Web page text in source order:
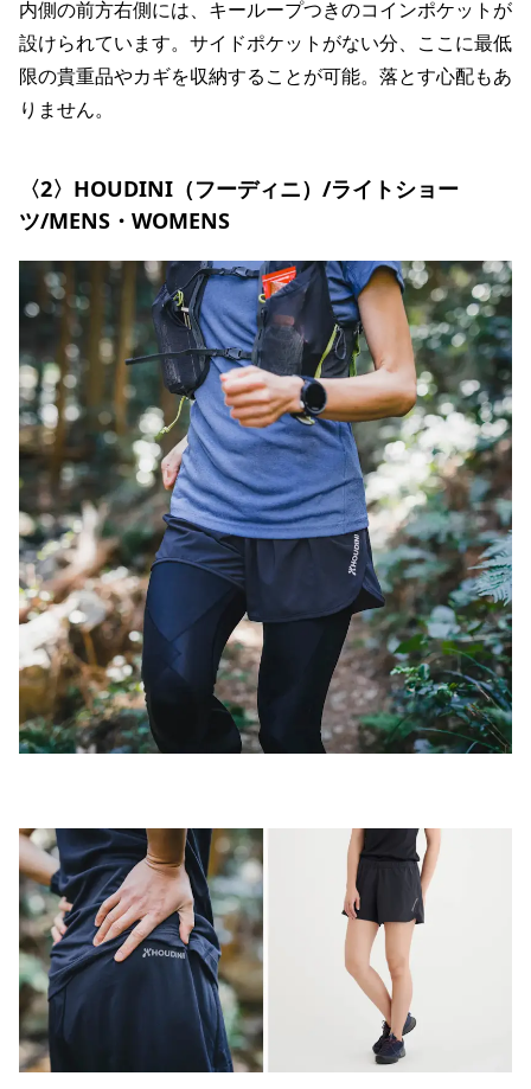
内側の前方右側には、キーループつきのコインポケットが
設けられています。サイドポケットがない分、ここに最低
限の貴重品やカギを収納することが可能。落とす心配もあ
りません。
〈2〉HOUDINI（フーディニ）/ライトショー
ツ/MENS・WOMENS